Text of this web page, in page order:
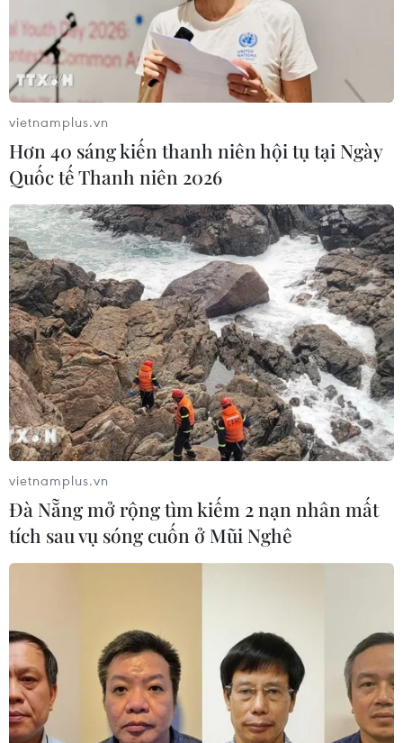
Pháp cảnh giác nguy cơ thao túng
thông tin trước bầu cử tổng thống
năm 2027
09/08/2026 07:45
vietnamplus.vn
Hơn 40 sáng kiến thanh niên hội tụ tại Ngày
Quốc tế Thanh niên 2026
vietnamplus.vn
Đà Nẵng mở rộng tìm kiếm 2 nạn nhân mất
tích sau vụ sóng cuốn ở Mũi Nghê